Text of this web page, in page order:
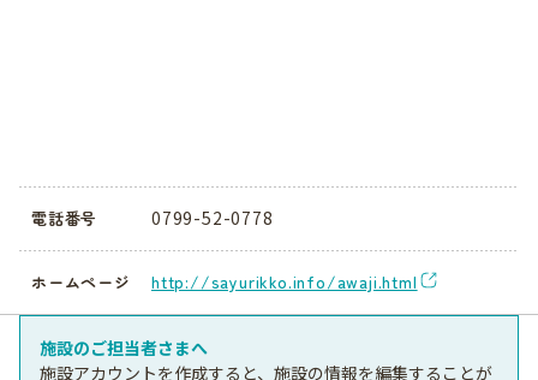
電話番号 0799-52-0778
ホームページ http://sayurikko.info/awaji.html
施設のご担当者さまへ
施設アカウントを作成すると、施設の情報を編集することが